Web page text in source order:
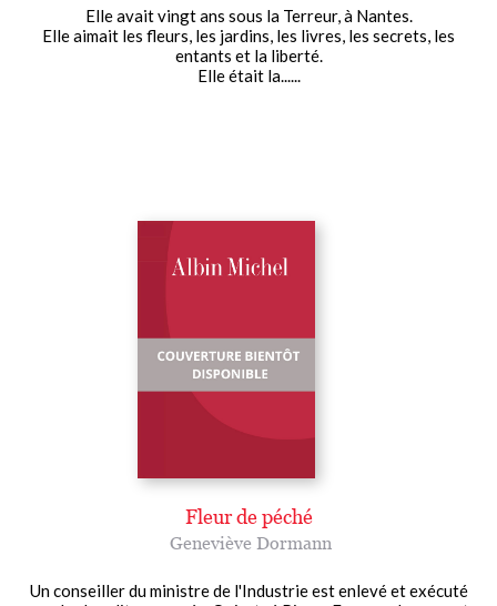
Elle avait vingt ans sous la Terreur, à Nantes.
Elle aimait les fleurs, les jardins, les livres, les secrets, les
entants et la liberté.
Elle était la......
Fleur de péché
Geneviève Dormann
Un conseiller du ministre de l'Industrie est enlevé et exécuté